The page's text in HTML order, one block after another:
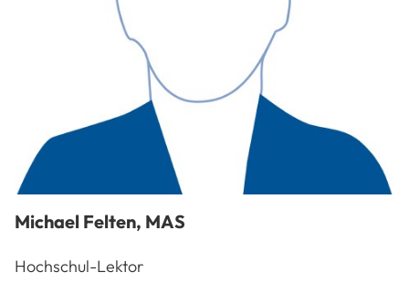
Michael Felten, MAS
Hochschul-Lektor